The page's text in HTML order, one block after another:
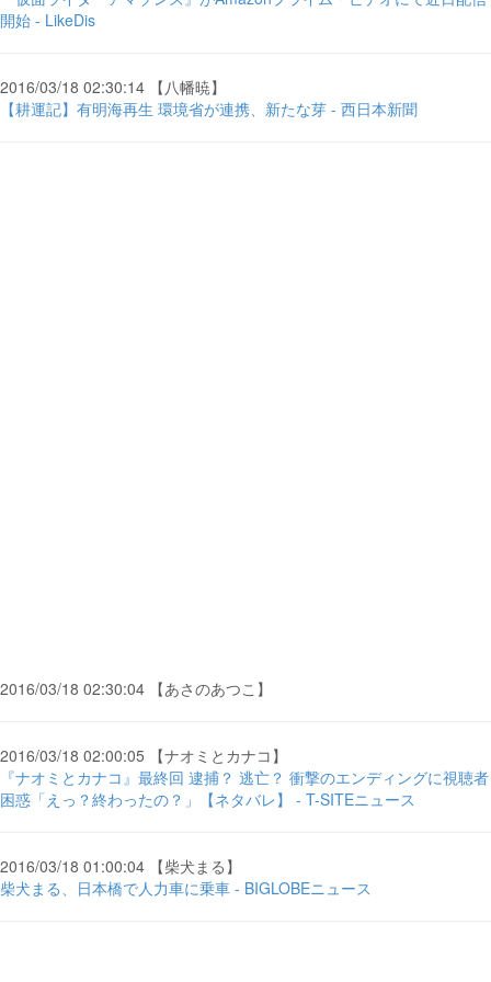
開始 - LikeDis
2016/03/18 02:30:14 【八幡暁】
【耕運記】有明海再生 環境省が連携、新たな芽 - 西日本新聞
2016/03/18 02:30:04 【あさのあつこ】
2016/03/18 02:00:05 【ナオミとカナコ】
『ナオミとカナコ』最終回 逮捕？ 逃亡？ 衝撃のエンディングに視聴者
困惑「えっ？終わったの？」【ネタバレ】 - T-SITEニュース
2016/03/18 01:00:04 【柴犬まる】
柴犬まる、日本橋で人力車に乗車 - BIGLOBEニュース